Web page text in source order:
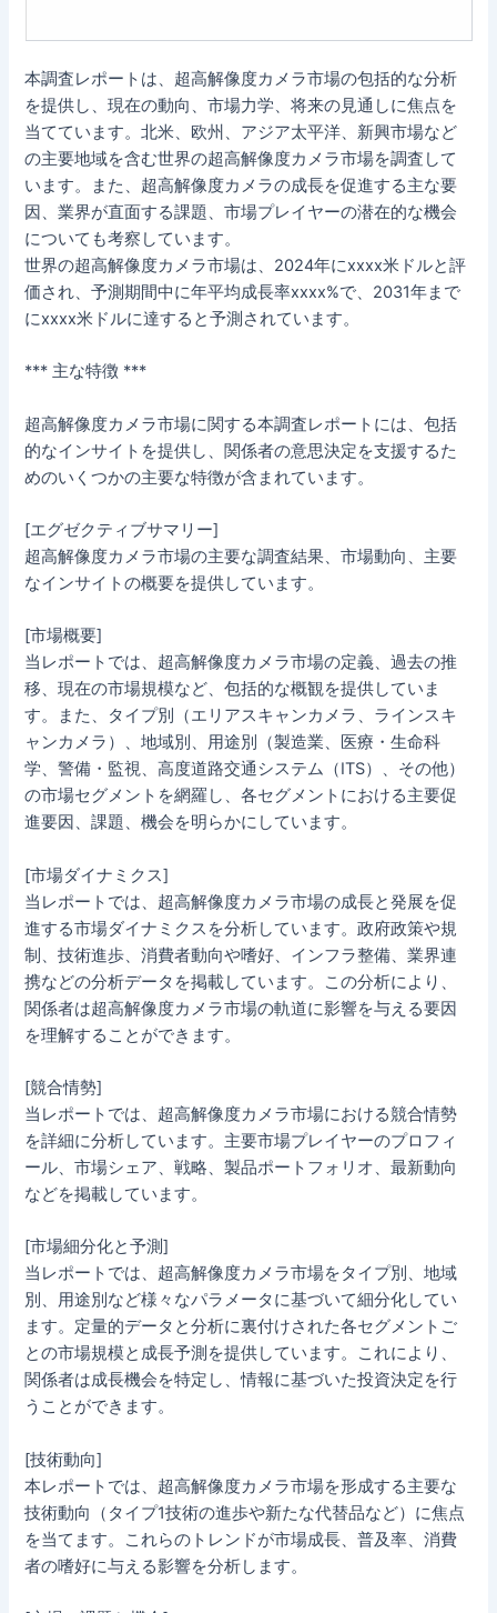
本調査レポートは、超高解像度カメラ市場の包括的な分析
を提供し、現在の動向、市場力学、将来の見通しに焦点を
当てています。北米、欧州、アジア太平洋、新興市場など
の主要地域を含む世界の超高解像度カメラ市場を調査して
います。また、超高解像度カメラの成長を促進する主な要
因、業界が直面する課題、市場プレイヤーの潜在的な機会
についても考察しています。
世界の超高解像度カメラ市場は、2024年にxxxx米ドルと評
価され、予測期間中に年平均成長率xxxx%で、2031年まで
にxxxx米ドルに達すると予測されています。
*** 主な特徴 ***
超高解像度カメラ市場に関する本調査レポートには、包括
的なインサイトを提供し、関係者の意思決定を支援するた
めのいくつかの主要な特徴が含まれています。
[エグゼクティブサマリー]
超高解像度カメラ市場の主要な調査結果、市場動向、主要
なインサイトの概要を提供しています。
[市場概要]
当レポートでは、超高解像度カメラ市場の定義、過去の推
移、現在の市場規模など、包括的な概観を提供していま
す。また、タイプ別（エリアスキャンカメラ、ラインスキ
ャンカメラ）、地域別、用途別（製造業、医療・生命科
学、警備・監視、高度道路交通システム（ITS）、その他）
の市場セグメントを網羅し、各セグメントにおける主要促
進要因、課題、機会を明らかにしています。
[市場ダイナミクス]
当レポートでは、超高解像度カメラ市場の成長と発展を促
進する市場ダイナミクスを分析しています。政府政策や規
制、技術進歩、消費者動向や嗜好、インフラ整備、業界連
携などの分析データを掲載しています。この分析により、
関係者は超高解像度カメラ市場の軌道に影響を与える要因
を理解することができます。
[競合情勢]
当レポートでは、超高解像度カメラ市場における競合情勢
を詳細に分析しています。主要市場プレイヤーのプロフィ
ール、市場シェア、戦略、製品ポートフォリオ、最新動向
などを掲載しています。
[市場細分化と予測]
当レポートでは、超高解像度カメラ市場をタイプ別、地域
別、用途別など様々なパラメータに基づいて細分化してい
ます。定量的データと分析に裏付けされた各セグメントご
との市場規模と成長予測を提供しています。これにより、
関係者は成長機会を特定し、情報に基づいた投資決定を行
うことができます。
[技術動向]
本レポートでは、超高解像度カメラ市場を形成する主要な
技術動向（タイプ1技術の進歩や新たな代替品など）に焦点
を当てます。これらのトレンドが市場成長、普及率、消費
者の嗜好に与える影響を分析します。